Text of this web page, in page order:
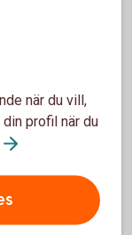
som för bil
vi dig att
när du vill,
profil när du